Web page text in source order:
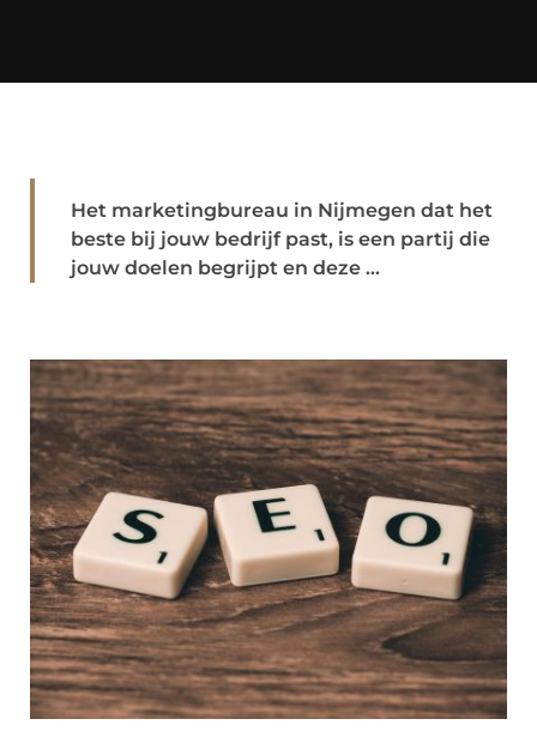
Het marketingbureau in Nijmegen dat het
beste bij jouw bedrijf past, is een partij die
jouw doelen begrijpt en deze ...